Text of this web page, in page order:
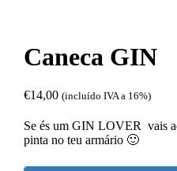
Caneca GIN
€14,00 (incluído IVA a 16%)
Se és um GIN LOVER vais
pinta no teu armário 🙂